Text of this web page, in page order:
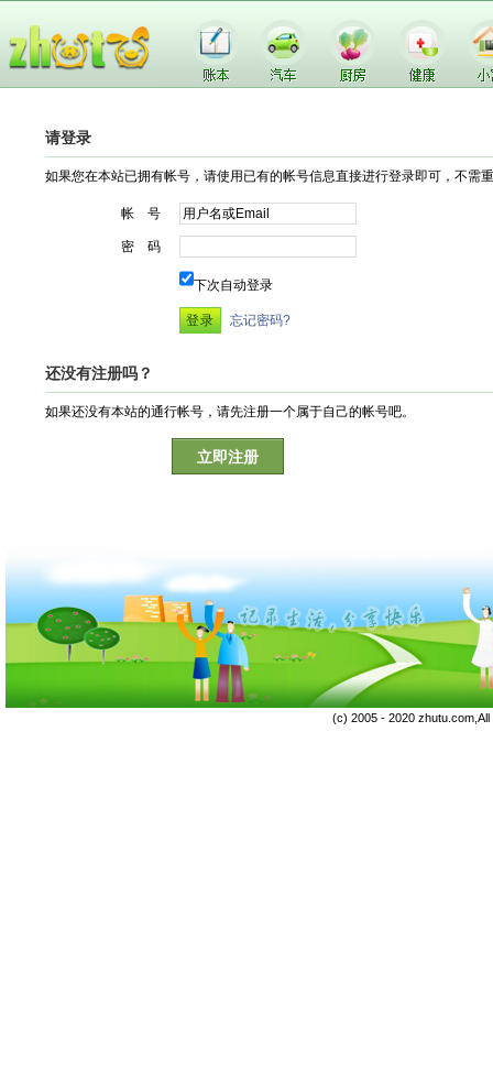
请登录
如果您在本站已拥有帐号，请使用已有的帐号信息直接进行登录即可，不需
帐 号
密 码
下次自动登录
忘记密码?
还没有注册吗？
如果还没有本站的通行帐号，请先注册一个属于自己的帐号吧。
立即注册
(c) 2005 - 2020